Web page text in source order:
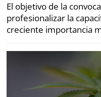
El objetivo de la
profesionalizar la
creciente importancia